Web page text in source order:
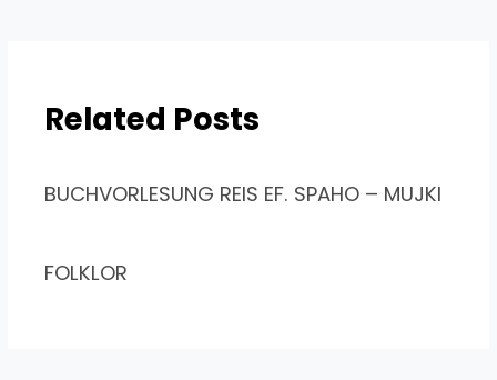
Related Posts
BUCHVORLESUNG REIS EF. SPAHO – MUJKI
FOLKLOR